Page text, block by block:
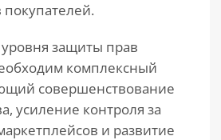
защиты прав
комплексный
совершенствование
усиление контроля за
и развитие